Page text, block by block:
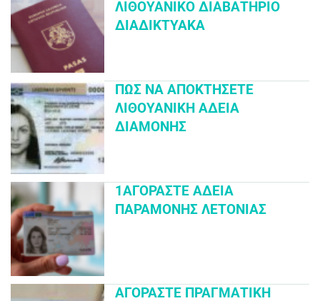
ΛΙΘΟΥΑΝΙΚΌ ΔΙΑΒΑΤΉΡΙΟ
ΔΙΑΔΙΚΤΥΑΚΆ
ΠΏΣ ΝΑ ΑΠΟΚΤΉΣΕΤΕ
ΛΙΘΟΥΑΝΙΚΉ ΆΔΕΙΑ
ΔΙΑΜΟΝΉΣ
1ΑΓΟΡΆΣΤΕ ΆΔΕΙΑ
ΠΑΡΑΜΟΝΉΣ ΛΕΤΟΝΊΑΣ
ΑΓΟΡΆΣΤΕ ΠΡΑΓΜΑΤΙΚΉ